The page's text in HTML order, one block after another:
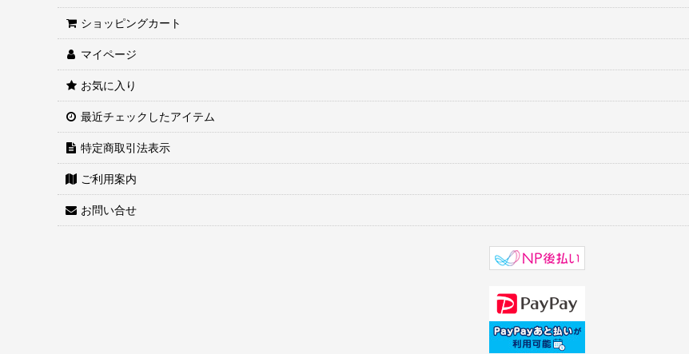
ショッピングカート
マイページ
お気に入り
最近チェックしたアイテム
特定商取引法表示
ご利用案内
お問い合せ